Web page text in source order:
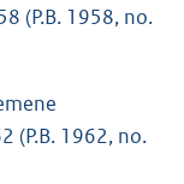
(P.B. 1958, no.
(P.B. 1962, no.